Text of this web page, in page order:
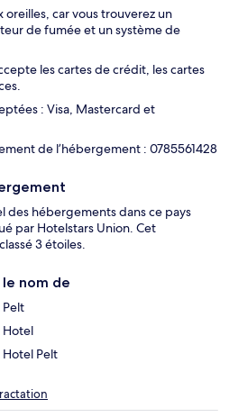
oreilles, car vous trouverez un
de fumée et un système de
les cartes de crédit, les cartes
: Visa, Mastercard et
de l’hébergement : 0785561428
des hébergements dans ce pays
par Hotelstars Union. Cet
3 étoiles.
le nom de
Pelt
Hotel
Hotel Pelt